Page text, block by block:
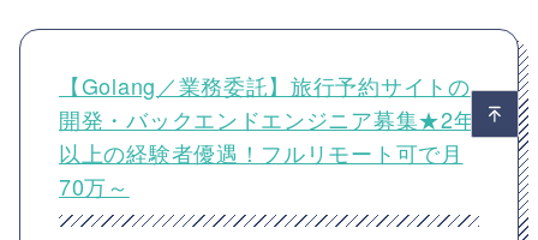
【Golang／業務委託】旅行予約サイトの
開発・バックエンドエンジニア募集★2年
以上の経験者優遇！フルリモート可で月
70万～